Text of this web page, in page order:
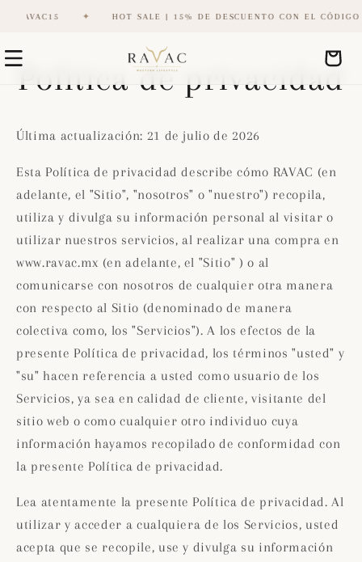
directamente
al contenido
HOT SALE | 15% DE DESCUENTO CON EL CÓDIGO RAVAC15 ✦
Carrito
Política de privacidad
Última actualización: 21 de julio de 2026
Esta Política de privacidad describe cómo RAVAC (en
adelante, el "Sitio", "nosotros" o "nuestro") recopila,
utiliza y divulga su información personal al visitar o
utilizar nuestros servicios, al realizar una compra en
www.ravac.mx (en adelante, el "Sitio" ) o al
comunicarse con nosotros de cualquier otra manera
con respecto al Sitio (denominado de manera
colectiva como, los "Servicios"). A los efectos de la
presente Política de privacidad, los términos "usted" y
"su" hacen referencia a usted como usuario de los
Servicios, ya sea en calidad de cliente, visitante del
sitio web o como cualquier otro individuo cuya
información hayamos recopilado de conformidad con
la presente Política de privacidad.
Lea atentamente la presente Política de privacidad. Al
utilizar y acceder a cualquiera de los Servicios, usted
acepta que se recopile, use y divulga su información